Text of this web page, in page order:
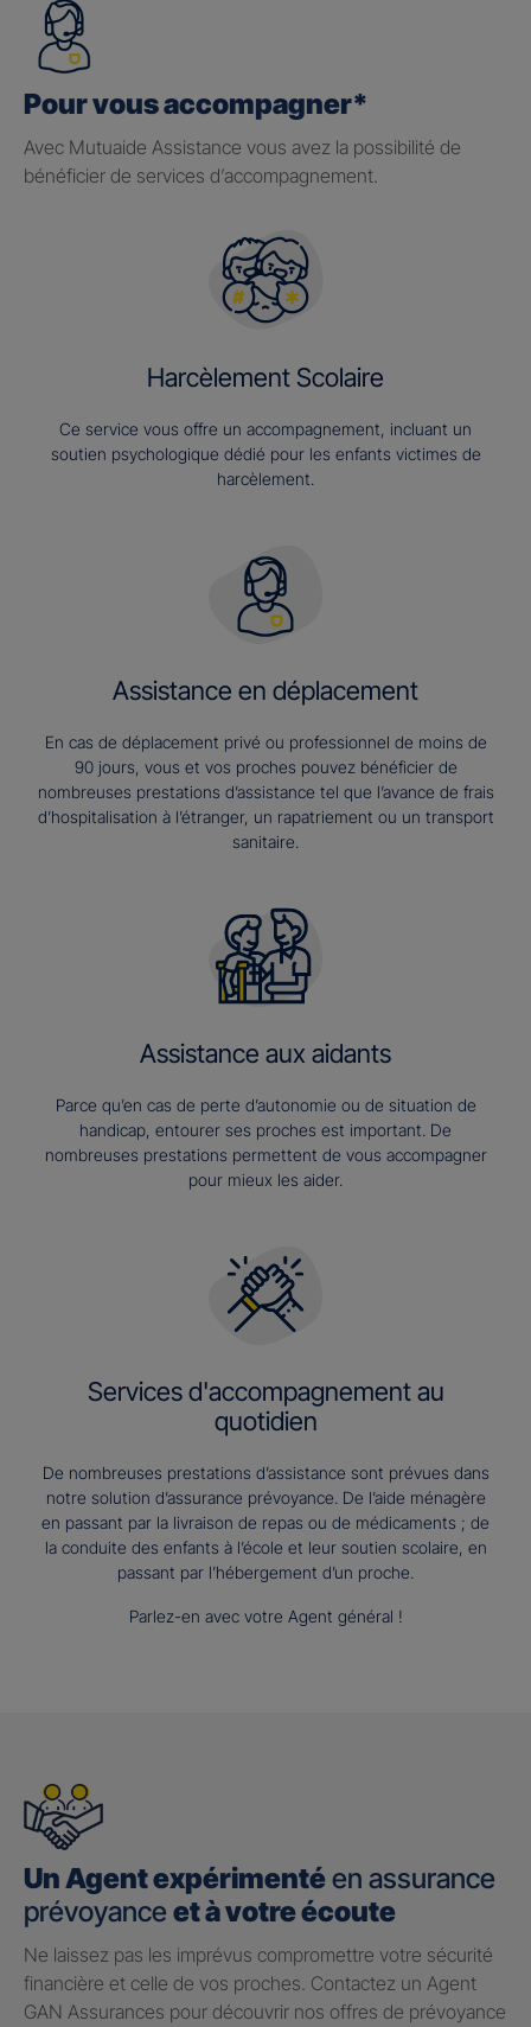
Pour vous accompagner*
Avec Mutuaide Assistance vous avez la possibilité de
bénéficier de services d’accompagnement.
Harcèlement Scolaire
Ce service vous offre un accompagnement, incluant un
soutien psychologique dédié pour les enfants victimes de
harcèlement.
Assistance en déplacement
En cas de déplacement privé ou professionnel de moins de
90 jours, vous et vos proches pouvez bénéficier de
nombreuses prestations d’assistance tel que l’avance de frais
d’hospitalisation à l’étranger, un rapatriement ou un transport
sanitaire.
Assistance aux aidants
Parce qu’en cas de perte d’autonomie ou de situation de
handicap, entourer ses proches est important. De
nombreuses prestations permettent de vous accompagner
pour mieux les aider.
Services d'accompagnement au
quotidien
De nombreuses prestations d’assistance sont prévues dans
notre solution d’assurance prévoyance. De l’aide ménagère
en passant par la livraison de repas ou de médicaments ; de
la conduite des enfants à l’école et leur soutien scolaire, en
passant par l’hébergement d’un proche.
Parlez-en avec votre Agent général !
Un Agent expérimentéen assurance
prévoyance et à votre écoute
Ne laissez pas les imprévus compromettre votre sécurité
financière et celle de vos proches. Contactez un Agent
GAN Assurances pour découvrir nos offres de prévoyance